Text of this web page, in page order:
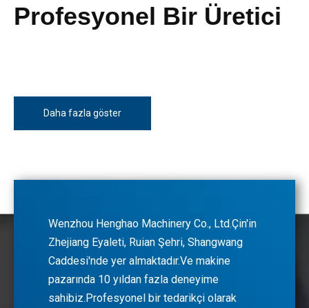
Profesyonel Bir Üretici
Daha fazla göster
Wenzhou Henghao Machinery Co., Ltd.Çin'in
Zhejiang Eyaleti, Ruian Şehri, Shangwang
Caddesi'nde yer almaktadır.Ve makine
pazarında 10 yıldan fazla deneyime
sahibiz.Profesyonel bir tedarikçi olarak